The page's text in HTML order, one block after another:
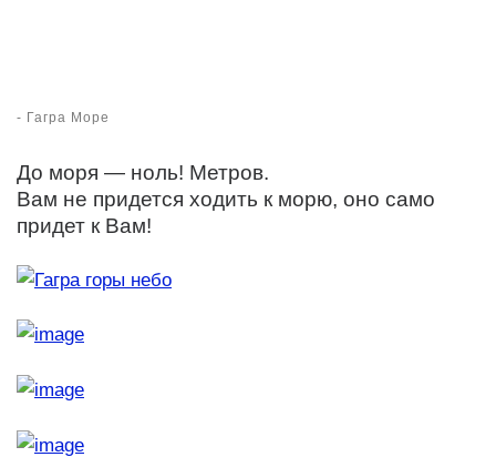
- Гагра Море
До моря — ноль! Метров.
Вам не придется ходить к морю, оно само
придет к Вам!